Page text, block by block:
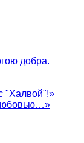
добра.
"Халвой"!»